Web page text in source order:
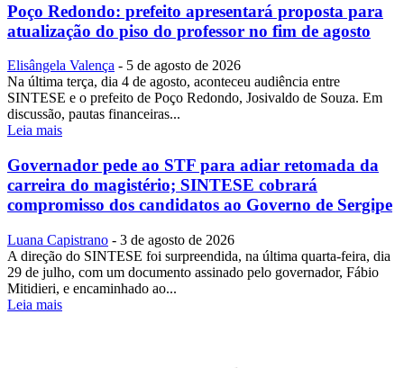
Poço Redondo: prefeito apresentará proposta para
atualização do piso do professor no fim de agosto
Elisângela Valença - 5 de agosto de 2026
Na última terça, dia 4 de agosto, aconteceu audiência entre
SINTESE e o prefeito de Poço Redondo, Josivaldo de Souza. Em
discussão, pautas financeiras...
Leia mais
Governador pede ao STF para adiar retomada da
carreira do magistério; SINTESE cobrará
compromisso dos candidatos ao Governo de Sergipe
Luana Capistrano - 3 de agosto de 2026
A direção do SINTESE foi surpreendida, na última quarta-feira, dia
29 de julho, com um documento assinado pelo governador, Fábio
Mitidieri, e encaminhado ao...
Leia mais